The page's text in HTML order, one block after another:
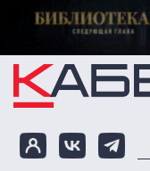
Перейти к